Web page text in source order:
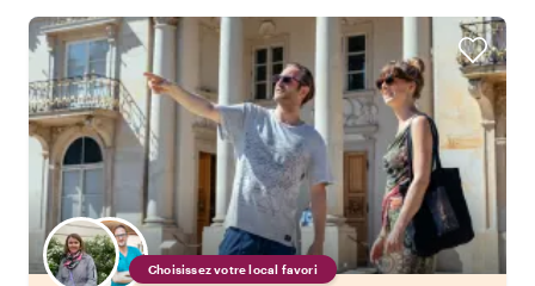
Choisissez votre local favori